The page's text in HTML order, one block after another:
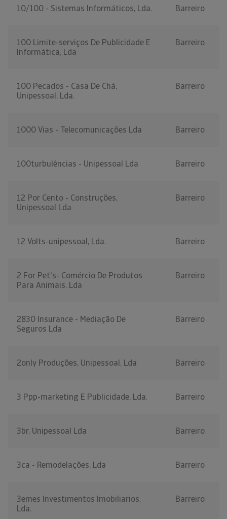
10/100 - Sistemas Informáticos, Lda. Barreiro
100 Limite-serviços De Publicidade E
Informática, Lda
Barreiro
100 Pecados - Casa De Chá,
Unipessoal, Lda.
Barreiro
1000 Vias - Telecomunicações Lda Barreiro
100turbulências - Unipessoal Lda Barreiro
12 Por Cento - Construções,
Unipessoal Lda
Barreiro
12 Volts-unipessoal, Lda. Barreiro
2 For Pet's- Comércio De Produtos
Para Animais, Lda
Barreiro
2830 Insurance - Mediação De
Seguros Lda
Barreiro
2only Produções, Unipessoal, Lda Barreiro
3 Ppp-marketing E Publicidade, Lda. Barreiro
3br, Unipessoal Lda Barreiro
3ca - Remodelações, Lda Barreiro
3emes Investimentos Imobiliarios,
Lda.
Barreiro